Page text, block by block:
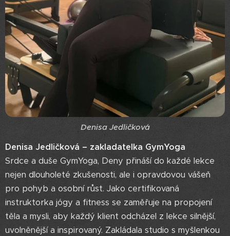
Denisa Jedličková
Denisa Jedličková – zakladatelka GymYoga
Srdce a duše GymYoga, Deny přináší do každé lekce
nejen dlouholeté zkušenosti, ale i opravdovou vášeň
pro pohyb a osobní růst. Jako certifikovaná
instruktorka jógy a fitness se zaměřuje na propojení
těla a mysli, aby každý klient odcházel z lekce silnější,
uvolněnější a inspirovaný. Zakládala studio s myšlenkou